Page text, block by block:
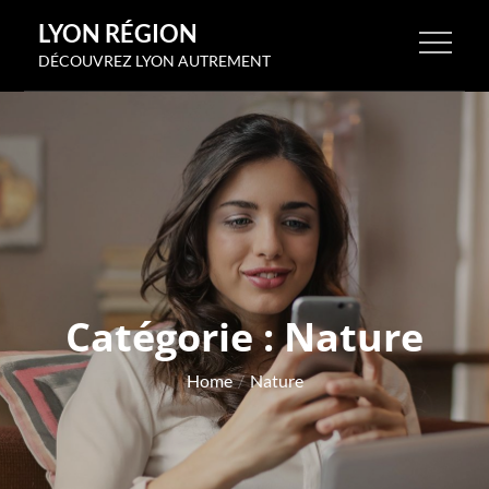
content
LYON RÉGION
DÉCOUVREZ LYON AUTREMENT
Catégorie :Nature
Home Nature